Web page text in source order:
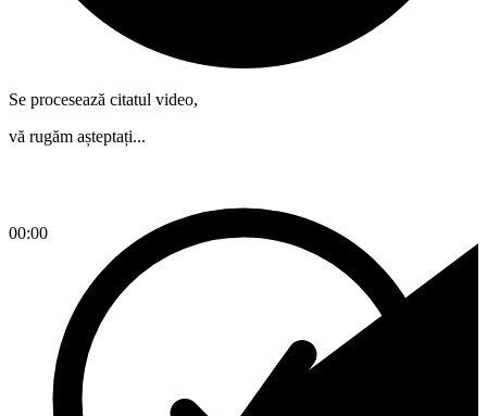
00:00
Se procesează citatul video,
vă rugăm așteptați...